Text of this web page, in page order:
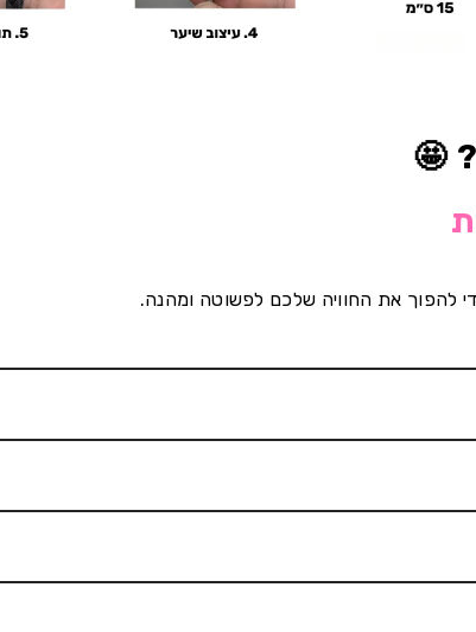
🤩
להפוך את החוויה שלכם לפשוטה ומהנה.
גבוהה שנוצרים בעבודת יד, כל בובה דורשת זמן רב ממומחי
כך הרבה אור שהפנים נראות בהירות מדי. תמונות כהות
של קריקטורה שנוסף על ידי האמן. זהו חלק מהאפקט הקסום